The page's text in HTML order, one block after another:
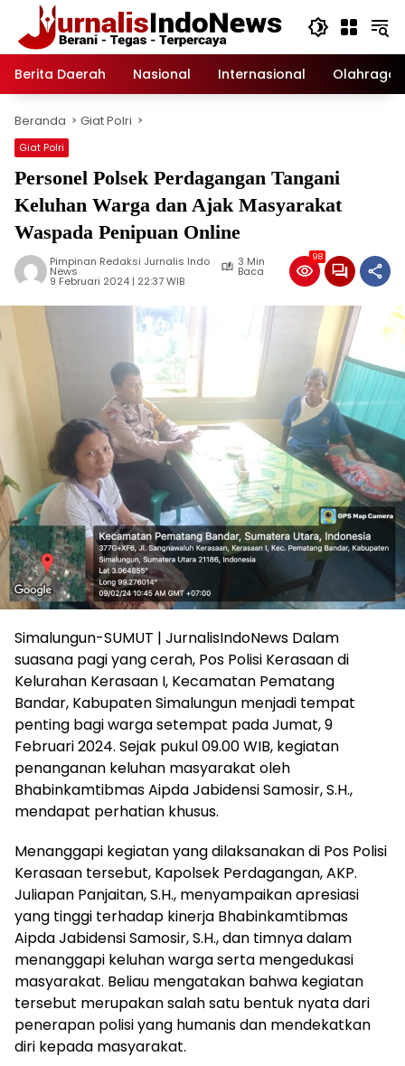
Langsung
konten
Berita Daerah
Nasional Internasional Olahraga
Beranda Giat Polri
Giat Polri
Personel Polsek Perdagangan Tangani
Keluhan Warga dan Ajak Masyarakat
Waspada Penipuan Online
Pimpinan Redaksi Jurnalis Indo
News
3 Min
Baca
9 Februari 2024 | 22:37 WIB
98
Simalungun-SUMUT | JurnalisIndoNews Dalam
suasana pagi yang cerah, Pos Polisi Kerasaan di
Kelurahan Kerasaan I, Kecamatan Pematang
Bandar, Kabupaten Simalungun menjadi tempat
penting bagi warga setempat pada Jumat, 9
Februari 2024. Sejak pukul 09.00 WIB, kegiatan
penanganan keluhan masyarakat oleh
Bhabinkamtibmas Aipda Jabidensi Samosir, S.H.,
mendapat perhatian khusus.
Menanggapi kegiatan yang dilaksanakan di Pos Polisi
Kerasaan tersebut, Kapolsek Perdagangan, AKP.
Juliapan Panjaitan, S.H., menyampaikan apresiasi
yang tinggi terhadap kinerja Bhabinkamtibmas
Aipda Jabidensi Samosir, S.H., dan timnya dalam
menanggapi keluhan warga serta mengedukasi
masyarakat. Beliau mengatakan bahwa kegiatan
tersebut merupakan salah satu bentuk nyata dari
penerapan polisi yang humanis dan mendekatkan
diri kepada masyarakat.